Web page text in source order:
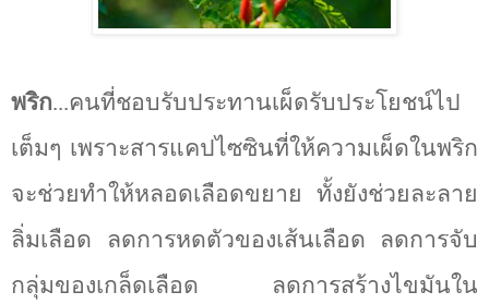
พริก...คนที่ชอบรับประทานเผ็ดรับประโยชน์ไป
เต็มๆ เพราะสารแคปไซซินที่ให้ความเผ็ดในพริก
จะช่วยทำให้หลอดเลือดขยาย ทั้งยังช่วยละลาย
ลิ่มเลือด ลดการหดตัวของเส้นเลือด ลดการจับ
กลุ่มของเกล็ดเลือด ลดการสร้างไขมันใน